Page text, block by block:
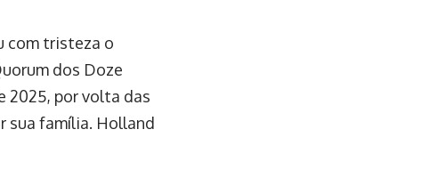
com tristeza o
dos Doze
2025, por volta das
sua família. Holland